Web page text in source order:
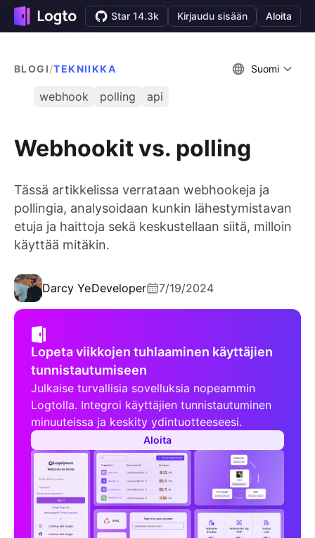
Star 14.3k Kirjaudu sisään Aloita
BLOGI/TEKNIIKKA Suomi
webhook polling api
Webhookit vs. polling
Tässä artikkelissa verrataan webhookeja ja
pollingia, analysoidaan kunkin lähestymistavan
etuja ja haittoja sekä keskustellaan siitä, milloin
käyttää mitäkin.
Darcy YeDeveloper 7/19/2024
Lopeta viikkojen tuhlaaminen käyttäjien
tunnistautumiseen
Julkaise turvallisia sovelluksia nopeammin
Logtolla. Integroi käyttäjien tunnistautuminen
minuuteissa ja keskity ydintuotteeseesi.
Aloita